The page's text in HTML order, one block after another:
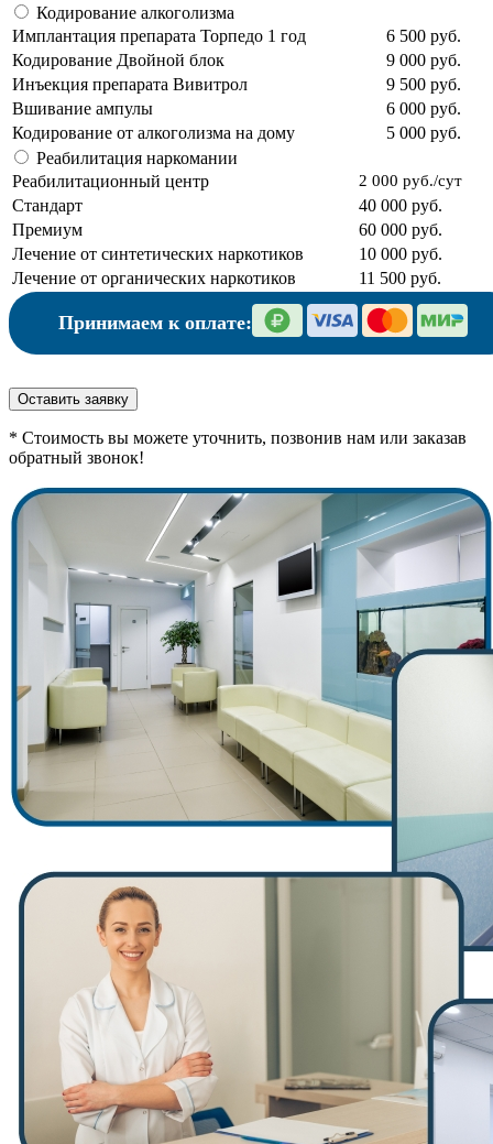
Кодирование алкоголизма
Имплантация препарата Торпедо 1 год
6 500 руб.
Кодирование Двойной блок
9 000 руб.
Инъекция препарата Вивитрол
9 500 руб.
Вшивание ампулы
6 000 руб.
Кодирование от алкоголизма на дому
5 000 руб.
Реабилитация наркомании
Реабилитационный центр
2 000 руб./сут
Стандарт
40 000 руб.
Премиум
60 000 руб.
Лечение от синтетических наркотиков
10 000 руб.
Лечение от органических наркотиков
11 500 руб.
Принимаем к оплате:
Оставить заявку
* Стоимость вы можете уточнить, позвонив нам или заказав
обратный звонок!